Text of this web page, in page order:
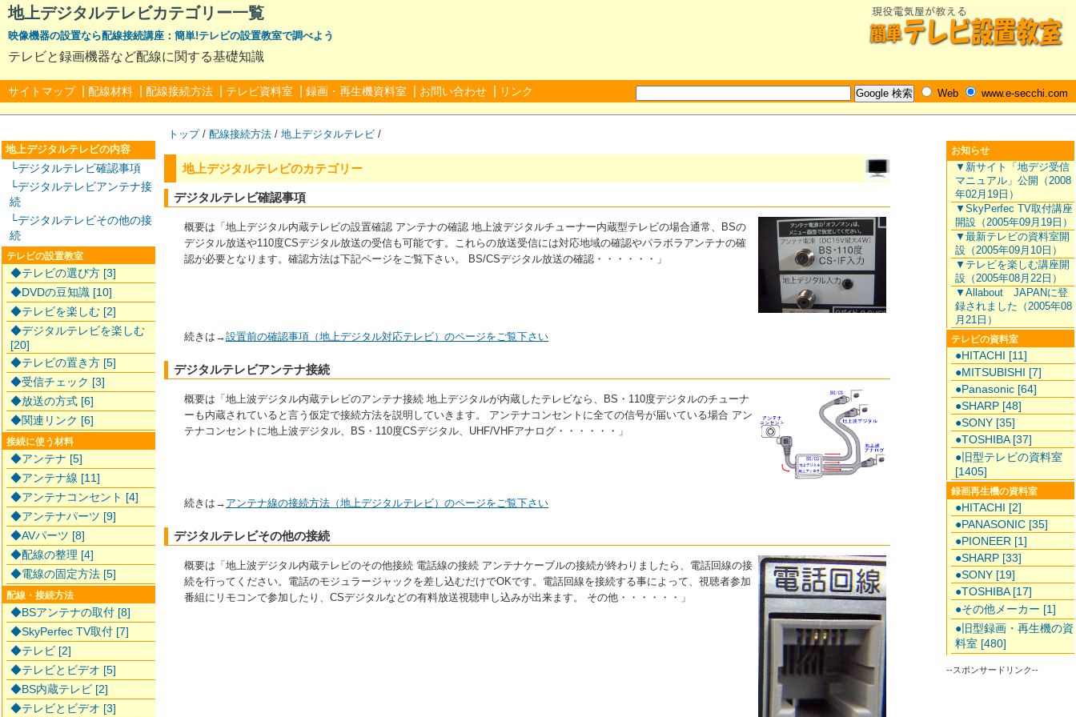
地上デジタルテレビカテゴリー一覧
映像機器の設置なら配線接続講座：簡単!テレビの設置教室で調べよう
テレビと録画機器など配線に関する基礎知識
Web www.e-secchi.com
サイトマップ 配線材料 配線接続方法 テレビ資料室 録画・再生機資料室 お問い合わせ リンク
トップ/ 配線接続方法 / 地上デジタルテレビ /
地上デジタルテレビのカテゴリー
デジタルテレビ確認事項
概要は「地上デジタル内蔵テレビの設置確認 アンテナの確認 地上波デジタルチューナー内蔵型テレビの場合通常、BSの
デジタル放送や110度CSデジタル放送の受信も可能です。これらの放送受信には対応地域の確認やパラボラアンテナの確
認が必要となります。確認方法は下記ページをご覧下さい。 BS/CSデジタル放送の確認・・・・・・」
続きは→設置前の確認事項（地上デジタル対応テレビ）のページをご覧下さい
デジタルテレビアンテナ接続
概要は「地上波デジタル内蔵テレビのアンテナ接続 地上デジタルが内蔵したテレビなら、BS・110度デジタルのチューナ
ーも内蔵されていると言う仮定で接続方法を説明していきます。 アンテナコンセントに全ての信号が届いている場合 アン
テナコンセントに地上波デジタル、BS・110度CSデジタル、UHF/VHFアナログ・・・・・・」
続きは→ アンテナ線の接続方法（地上デジタルテレビ）のページをご覧下さい
デジタルテレビその他の接続
概要は「地上波デジタル内蔵テレビのその他接続 電話線の接続 アンテナケーブルの接続が終わりましたら、電話回線の接
続を行ってください。電話のモジュラージャックを差し込むだけでOKです。電話回線を接続する事によって、視聴者参加
番組にリモコンで参加したり、CSデジタルなどの有料放送視聴申し込みが出来ます。 その他・・・・・・」
地上デジタルテレビの内容
└デジタルテレビ確認事項
└デジタルテレビアンテナ接
続
└デジタルテレビその他の接
続
テレビの設置教室
◆テレビの選び方 [3]
◆DVDの豆知識 [10]
◆テレビを楽しむ [2]
◆デジタルテレビを楽しむ
[20]
◆テレビの置き方 [5]
◆受信チェック [3]
◆放送の方式 [6]
◆関連リンク [6]
接続に使う材料
◆アンテナ [5]
◆アンテナ線 [11]
◆アンテナコンセント [4]
◆アンテナパーツ [9]
◆AVパーツ [8]
◆配線の整理 [4]
◆電線の固定方法 [5]
配線・接続方法
◆BSアンテナの取付 [8]
◆SkyPerfec TV取付 [7]
◆テレビ [2]
◆テレビとビデオ [5]
◆BS内蔵テレビ [2]
◆テレビとビデオ [3]
お知らせ
▼新サイト「地デジ受信
マニュアル」公開（2008
年02月19日）
▼SkyPerfec TV取付講座
開設（2005年09月19日）
▼最新テレビの資料室開
設（2005年09月10日）
▼テレビを楽しむ講座開
設（2005年08月22日）
▼Allabout JAPANに登
録されました（2005年08
月21日）
テレビの資料室
●HITACHI [11]
●MITSUBISHI [7]
●Panasonic [64]
●SHARP [48]
●SONY [35]
●TOSHIBA [37]
●旧型テレビの資料室
[1405]
録画再生機の資料室
●HITACHI [2]
●PANASONIC [35]
●PIONEER [1]
●SHARP [33]
●SONY [19]
●TOSHIBA [17]
●その他メーカー [1]
●旧型録画・再生機の資
料室 [480]
--スポンサードリンク--